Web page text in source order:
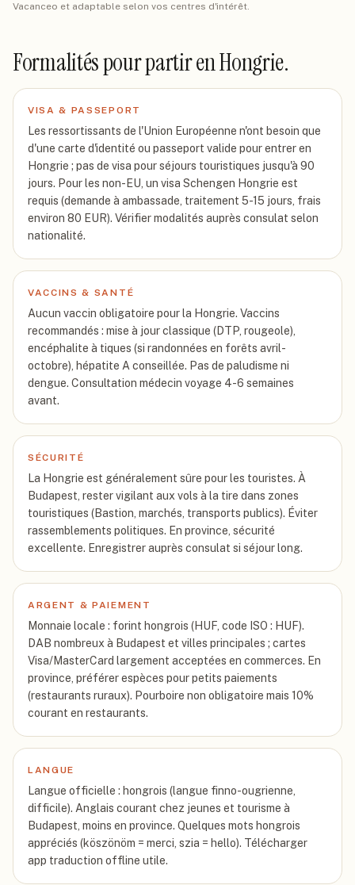
Vacanceo et adaptable selon vos centres d'intérêt.
Formalités pour partiren Hongrie.
VISA & PASSEPORT
Les ressortissants de l'Union Européenne n'ont besoin que
d'une carte d'identité ou passeport valide pour entrer en
Hongrie ; pas de visa pour séjours touristiques jusqu'à 90
jours. Pour les non-EU, un visa Schengen Hongrie est
requis (demande à ambassade, traitement 5-15 jours, frais
environ 80 EUR). Vérifier modalités auprès consulat selon
nationalité.
VACCINS & SANTÉ
Aucun vaccin obligatoire pour la Hongrie. Vaccins
recommandés : mise à jour classique (DTP, rougeole),
encéphalite à tiques (si randonnées en forêts avril-
octobre), hépatite A conseillée. Pas de paludisme ni
dengue. Consultation médecin voyage 4-6 semaines
avant.
SÉCURITÉ
La Hongrie est généralement sûre pour les touristes. À
Budapest, rester vigilant aux vols à la tire dans zones
touristiques (Bastion, marchés, transports publics). Éviter
rassemblements politiques. En province, sécurité
excellente. Enregistrer auprès consulat si séjour long.
ARGENT & PAIEMENT
Monnaie locale : forint hongrois (HUF, code ISO : HUF).
DAB nombreux à Budapest et villes principales ; cartes
Visa/MasterCard largement acceptées en commerces. En
province, préférer espèces pour petits paiements
(restaurants ruraux). Pourboire non obligatoire mais 10%
courant en restaurants.
LANGUE
Langue officielle : hongrois (langue finno-ougrienne,
difficile). Anglais courant chez jeunes et tourisme à
Budapest, moins en province. Quelques mots hongrois
appréciés (köszönöm = merci, szia = hello). Télécharger
app traduction offline utile.